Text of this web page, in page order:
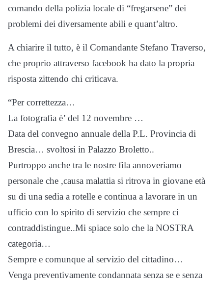
comando della polizia locale di “fregarsene” dei
problemi dei diversamente abili e quant’altro.
A chiarire il tutto, è il Comandante Stefano Traverso,
che proprio attraverso facebook ha dato la propria
risposta zittendo chi criticava.
“Per correttezza…
La fotografia è’ del 12 novembre …
Data del convegno annuale della P.L. Provincia di
Brescia… svoltosi in Palazzo Broletto..
Purtroppo anche tra le nostre fila annoveriamo
personale che ,causa malattia si ritrova in giovane età
su di una sedia a rotelle e continua a lavorare in un
ufficio con lo spirito di servizio che sempre ci
contraddistingue..Mi spiace solo che la NOSTRA
categoria…
Sempre e comunque al servizio del cittadino…
Venga preventivamente condannata senza se e senza